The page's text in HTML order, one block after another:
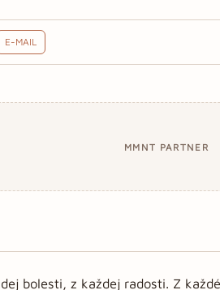
E-MAIL
MMNT PARTNER
bolesti, z každej radosti. Z